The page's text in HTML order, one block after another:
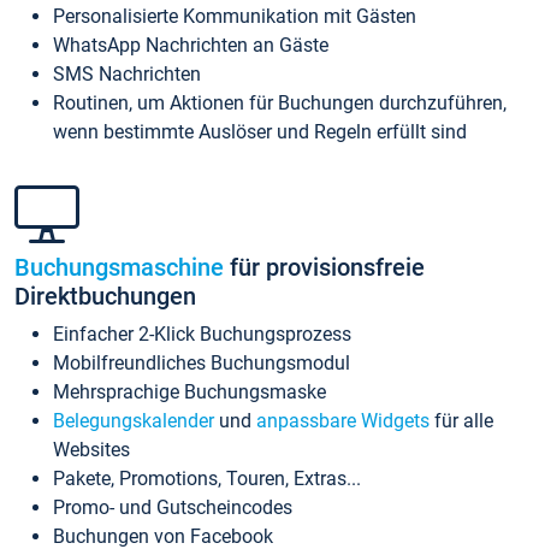
Personalisierte Kommunikation mit Gästen
WhatsApp Nachrichten an Gäste
SMS Nachrichten
Routinen, um Aktionen für Buchungen durchzuführen,
wenn bestimmte Auslöser und Regeln erfüllt sind
Buchungsmaschine für provisionsfreie
Direktbuchungen
Einfacher 2-Klick Buchungsprozess
Mobilfreundliches Buchungsmodul
Mehrsprachige Buchungsmaske
Belegungskalenderund anpassbare Widgets für alle
Websites
Pakete, Promotions, Touren, Extras...
Promo- und Gutscheincodes
Buchungen von Facebook